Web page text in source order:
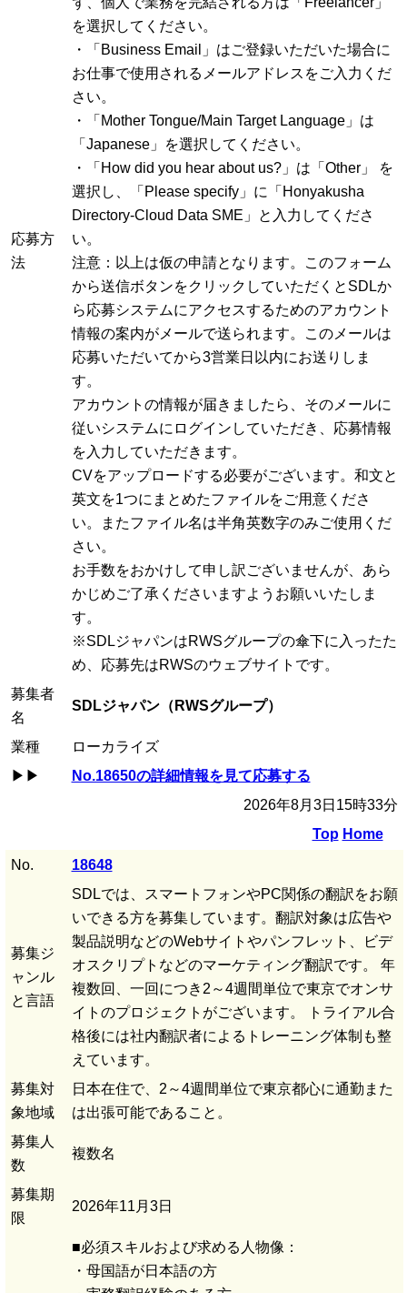
応募方
法
を選択してください。
・「Business Email」はご登録いただいた場合に
お仕事で使用されるメールアドレスをご入力くだ
さい。
・「Mother Tongue/Main Target Language」は
「Japanese」を選択してください。
・「How did you hear about us?」は「Other」 を
選択し、「Please specify」に「Honyakusha
Directory-Cloud Data SME」と入力してくださ
い。
注意：以上は仮の申請となります。このフォーム
から送信ボタンをクリックしていただくとSDLか
ら応募システムにアクセスするためのアカウント
情報の案内がメールで送られます。このメールは
応募いただいてから3営業日以内にお送りしま
す。
アカウントの情報が届きましたら、そのメールに
従いシステムにログインしていただき、応募情報
を入力していただきます。
CVをアップロードする必要がございます。和文と
英文を1つにまとめたファイルをご用意くださ
い。またファイル名は半角英数字のみご使用くだ
さい。
お手数をおかけして申し訳ございませんが、あら
かじめご了承くださいますようお願いいたしま
す。
※SDLジャパンはRWSグループの傘下に入ったた
め、応募先はRWSのウェブサイトです。
募集者
名
SDLジャパン（RWSグループ）
業種
ローカライズ
▶▶
No.18650の詳細情報を見て応募する
2026年8月3日15時33分
Top Home
No.
18648
募集ジ
ャンル
と言語
SDLでは、スマートフォンやPC関係の翻訳をお願
いできる方を募集しています。翻訳対象は広告や
製品説明などのWebサイトやパンフレット、ビデ
オスクリプトなどのマーケティング翻訳です。 年
複数回、一回につき2～4週間単位で東京でオンサ
イトのプロジェクトがございます。 トライアル合
格後には社内翻訳者によるトレーニング体制も整
えています。
募集対
象地域
日本在住で、2～4週間単位で東京都心に通勤また
は出張可能であること。
募集人
数
複数名
募集期
限
2026年11月3日
■必須スキルおよび求める人物像：
・母国語が日本語の方